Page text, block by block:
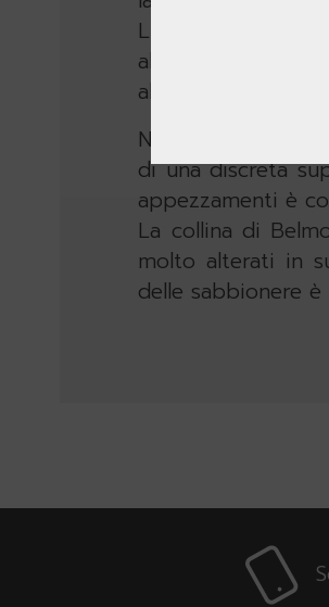
Livesa sono
alto fusto e un
altezza e con
Nei versanti
di una discreta
appezzamenti è
La collina di
molto alterati in
delle sabbionere